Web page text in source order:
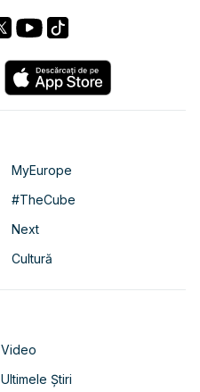
MyEurope
#TheCube
Next
Cultură
Video
Ultimele Știri